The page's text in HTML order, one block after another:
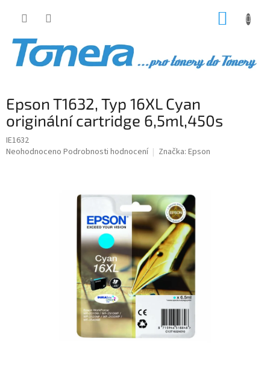
Epson T1632, Typ 16XL Cyan
originální cartridge 6,5ml,450s
IE1632
Průměrné
Neohodnoceno Podrobnosti hodnocení Značka: Epson